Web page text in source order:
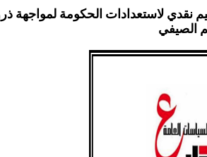
نقدي لاستعدادات الحكومة لمواجهة
الصيفي